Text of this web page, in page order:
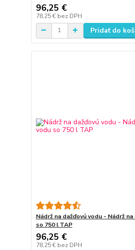
96,25 €
78,25 € bez DPH
Pridať do
Nádrž na dažďovú vodu - Nádrž
so 750 l TAP
96,25 €
78,25 € bez DPH